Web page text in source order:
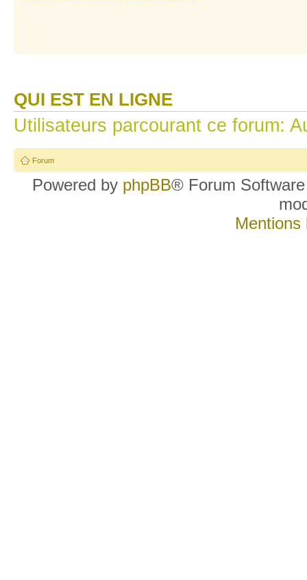
QUI EST EN LIGNE
Utilisateurs parcourant ce forum:
Forum
Powered by phpBB® Forum
Mentions